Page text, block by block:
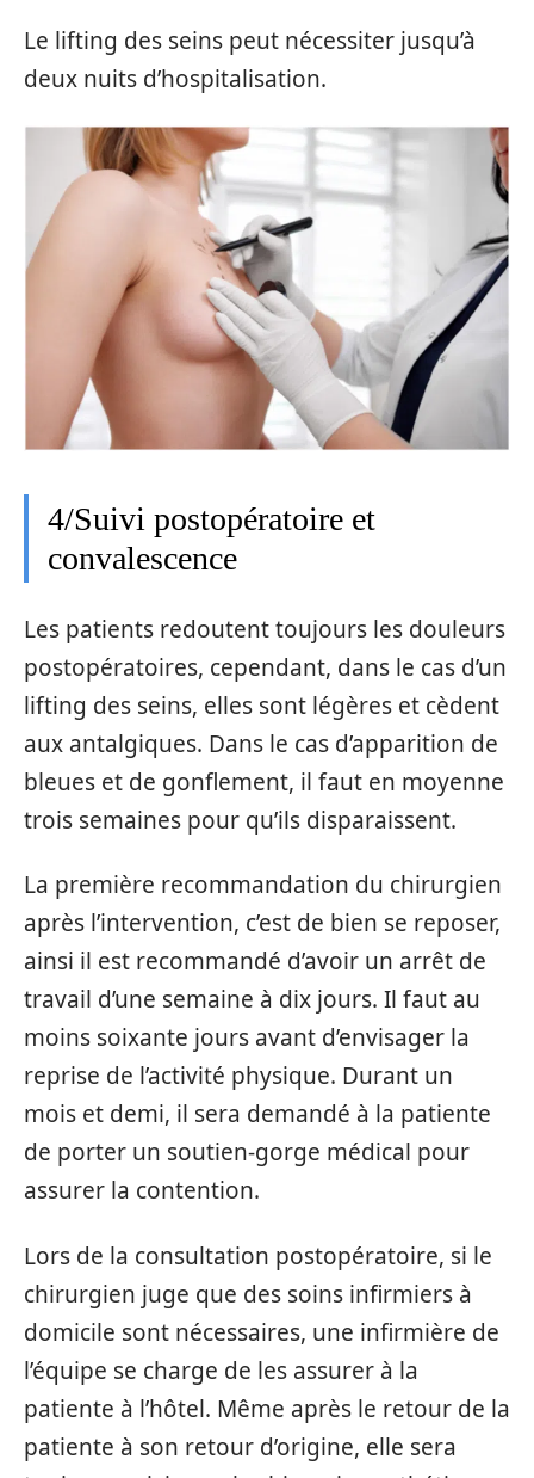
Le lifting des seins peut nécessiter jusqu’à
deux nuits d’hospitalisation.
4/Suivi postopératoire et
convalescence
Les patients redoutent toujours les douleurs
postopératoires, cependant, dans le cas d’un
lifting des seins, elles sont légères et cèdent
aux antalgiques. Dans le cas d’apparition de
bleues et de gonflement, il faut en moyenne
trois semaines pour qu’ils disparaissent.
La première recommandation du chirurgien
après l’intervention, c’est de bien se reposer,
ainsi il est recommandé d’avoir un arrêt de
travail d’une semaine à dix jours. Il faut au
moins soixante jours avant d’envisager la
reprise de l’activité physique. Durant un
mois et demi, il sera demandé à la patiente
de porter un soutien-gorge médical pour
assurer la contention.
Lors de la consultation postopératoire, si le
chirurgien juge que des soins infirmiers à
domicile sont nécessaires, une infirmière de
l’équipe se charge de les assurer à la
patiente à l’hôtel. Même après le retour de la
patiente à son retour d’origine, elle sera